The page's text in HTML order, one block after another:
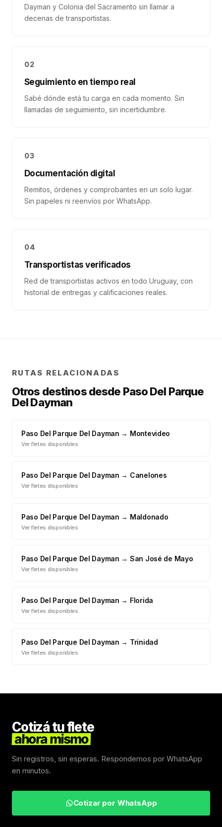
Dayman y Colonia del Sacramento sin llamar a
decenas de transportistas.
02
Seguimiento en tiempo real
Sabé dónde está tu carga en cada momento. Sin
llamadas de seguimiento, sin incertidumbre.
03
Documentación digital
Remitos, órdenes y comprobantes en un solo lugar.
Sin papeles ni reenvíos por WhatsApp.
04
Transportistas verificados
Red de transportistas activos en todo Uruguay, con
historial de entregas y calificaciones reales.
RUTAS RELACIONADAS
Otros destinos desde Paso Del Parque
Del Dayman
Paso Del Parque Del Dayman → Montevideo
Ver fletes disponibles
Paso Del Parque Del Dayman → Canelones
Ver fletes disponibles
Paso Del Parque Del Dayman → Maldonado
Ver fletes disponibles
Paso Del Parque Del Dayman → San José de Mayo
Ver fletes disponibles
Paso Del Parque Del Dayman → Florida
Ver fletes disponibles
Paso Del Parque Del Dayman → Trinidad
Ver fletes disponibles
Cotizá tu flete
ahora mismo
Sin registros, sin esperas. Respondemos por WhatsApp
en minutos.
Cotizar por WhatsApp